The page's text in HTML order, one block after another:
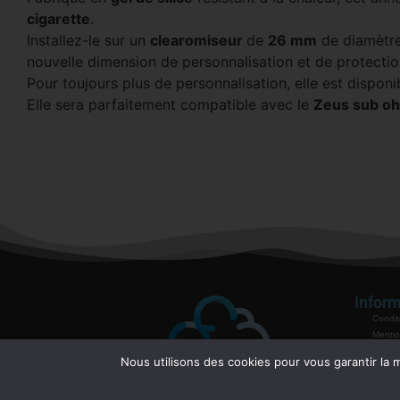
cigarette.
Installez-le sur un clearomiseur de 26 mm de
nouvelle dimension de personnalisation et de
Pour toujours plus de personnalisation, elle est
Elle sera parfaitement compatible avec le Zeus sub
Mode
Nous utilisons des cookies pour vous garantir